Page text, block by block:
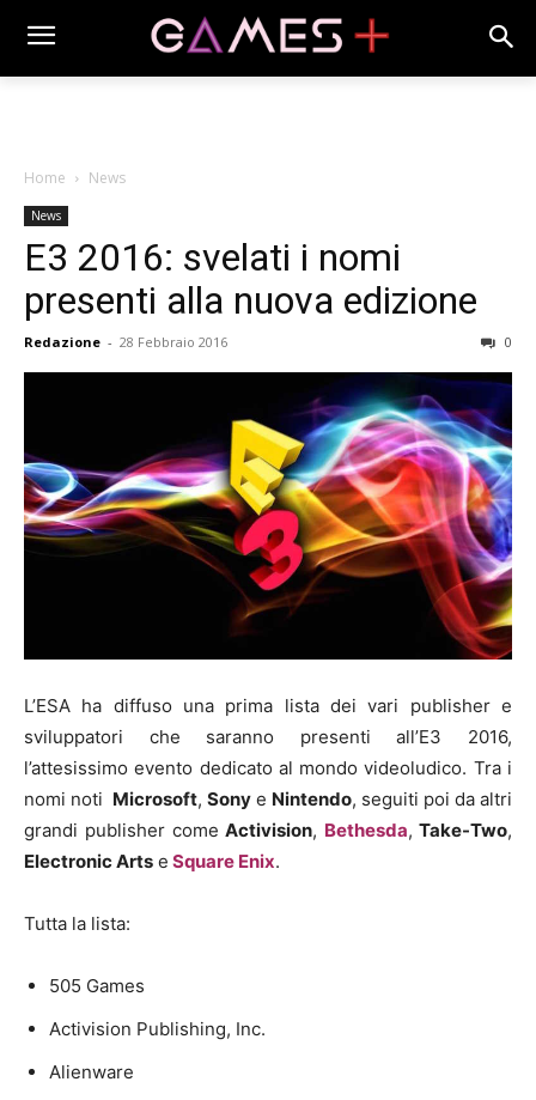
Home News
News
E3 2016: svelati i nomi
presenti alla nuova edizione
Redazione - 28 Febbraio 2016 0
L’ESA ha diffuso una prima lista dei vari publisher e
sviluppatori che saranno presenti all’E3 2016,
l’attesissimo evento dedicato al mondo videoludico. Tra i
nomi noti Microsoft, Sony e Nintendo, seguiti poi da altri
grandi publisher comeActivision, Bethesda, Take-Two,
Electronic Arts e Square Enix.
Tutta la lista:
505 Games
Activision Publishing, Inc.
Alienware